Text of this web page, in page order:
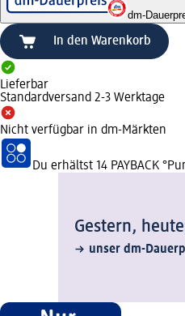
dm-
In den Warenkorb
Lieferbar
Standardversand 2-3 Werktage
Nicht verfügbar in dm-Märkten
Du erhältst 14 PAYBACK
Gestern,
unser dm-